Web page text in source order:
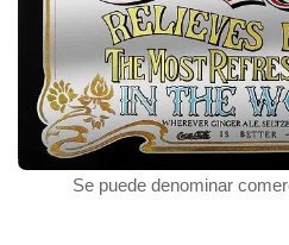
Se puede denominar